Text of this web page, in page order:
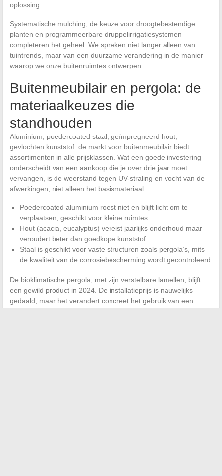
oplossing.
Systematische mulching, de keuze voor droogtebestendige
planten en programmeerbare druppelirrigatiesystemen
completeren het geheel. We spreken niet langer alleen van
tuintrends, maar van een duurzame verandering in de manier
waarop we onze buitenruimtes ontwerpen.
Buitenmeubilair en pergola: de
materiaalkeuzes die
standhouden
Aluminium, poedercoated staal, geïmpregneerd hout,
gevlochten kunststof: de markt voor buitenmeubilair biedt
assortimenten in alle prijsklassen. Wat een goede investering
onderscheidt van een aankoop die je over drie jaar moet
vervangen, is de weerstand tegen UV-straling en vocht van de
afwerkingen, niet alleen het basismateriaal.
Poedercoated aluminium roest niet en blijft licht om te
verplaatsen, geschikt voor kleine ruimtes
Hout (acacia, eucalyptus) vereist jaarlijks onderhoud maar
veroudert beter dan goedkope kunststof
Staal is geschikt voor vaste structuren zoals pergola’s, mits
de kwaliteit van de corrosiebescherming wordt gecontroleerd
De bioklimatische pergola, met zijn verstelbare lamellen, blijft
een gewild product in 2024. De installatieprijs is nauwelijks
gedaald, maar het verandert concreet het gebruik van een